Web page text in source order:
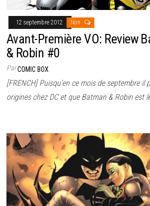
12 septembre 2012 Non
Avant-Première VO: Review
& Robin #0
ParCOMIC BOX
[FRENCH] Puisqu’en ce mois de septembre il
origines chez DC et que Batman & Robin est